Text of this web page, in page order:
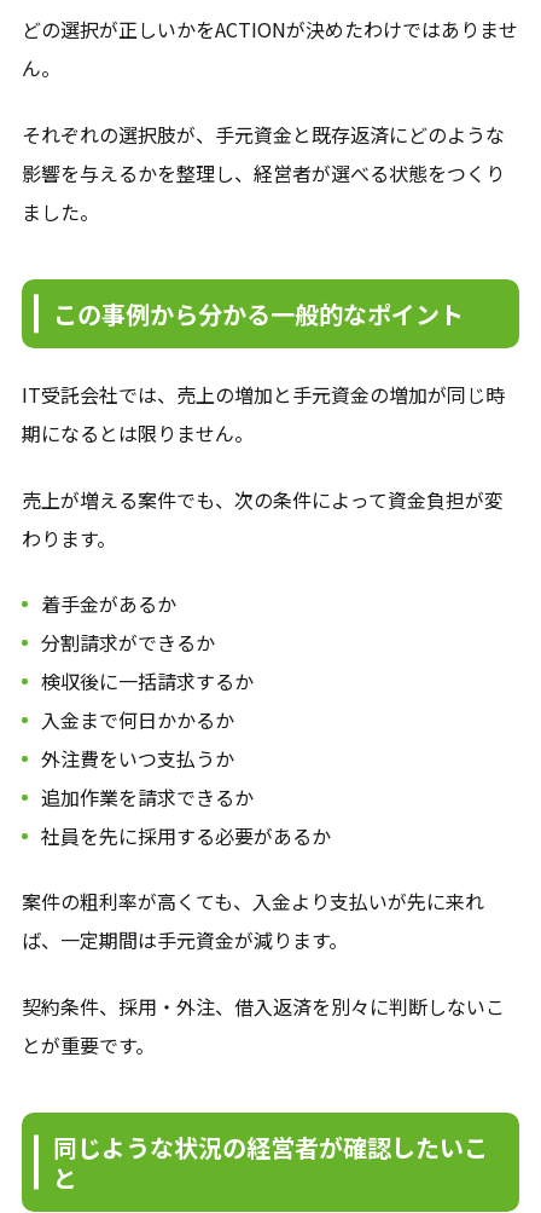
どの選択が正しいかをACTIONが決めたわけではありませ
ん。
それぞれの選択肢が、手元資金と既存返済にどのような
影響を与えるかを整理し、経営者が選べる状態をつくり
ました。
この事例から分かる一般的なポイント
IT受託会社では、売上の増加と手元資金の増加が同じ時
期になるとは限りません。
売上が増える案件でも、次の条件によって資金負担が変
わります。
着手金があるか
分割請求ができるか
検収後に一括請求するか
入金まで何日かかるか
外注費をいつ支払うか
追加作業を請求できるか
社員を先に採用する必要があるか
案件の粗利率が高くても、入金より支払いが先に来れ
ば、一定期間は手元資金が減ります。
契約条件、採用・外注、借入返済を別々に判断しないこ
とが重要です。
同じような状況の経営者が確認したいこ
と